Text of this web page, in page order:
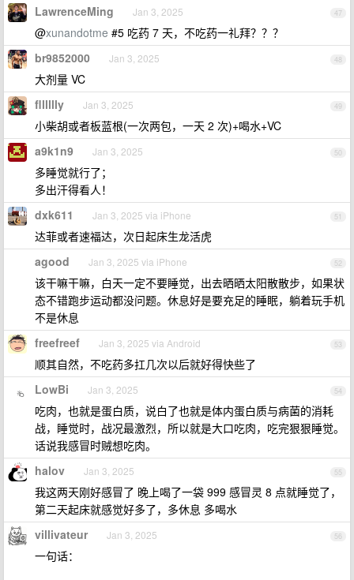
47
LawrenceMing Jan 3, 2025
@xunandotme #5 吃药 7 天，不吃药一礼拜？？？
48
br9852000 Jan 3, 2025
大剂量 VC
49
flllllly Jan 3, 2025
小柴胡或者板蓝根(一次两包，一天 2 次)+喝水+VC
50
a9k1n9 Jan 3, 2025
多睡觉就行了；
多出汗得看人！
51
dxk611 Jan 3, 2025 via iPhone
达菲或者速福达，次日起床生龙活虎
52
agood Jan 3, 2025 via iPhone
该干嘛干嘛，白天一定不要睡觉，出去晒晒太阳散散步，如果状
态不错跑步运动都没问题。休息好是要充足的睡眠，躺着玩手机
不是休息
53
freefreef Jan 3, 2025 via Android
顺其自然，不吃药多扛几次以后就好得快些了
54
LowBi Jan 3, 2025
吃肉，也就是蛋白质，说白了也就是体内蛋白质与病菌的消耗
战，睡觉时，战况最激烈，所以就是大口吃肉，吃完狠狠睡觉。
话说我感冒时贼想吃肉。
55
halov Jan 3, 2025
我这两天刚好感冒了 晚上喝了一袋 999 感冒灵 8 点就睡觉了，
第二天起床就感觉好多了，多休息 多喝水
56
villivateur Jan 3, 2025
一句话：